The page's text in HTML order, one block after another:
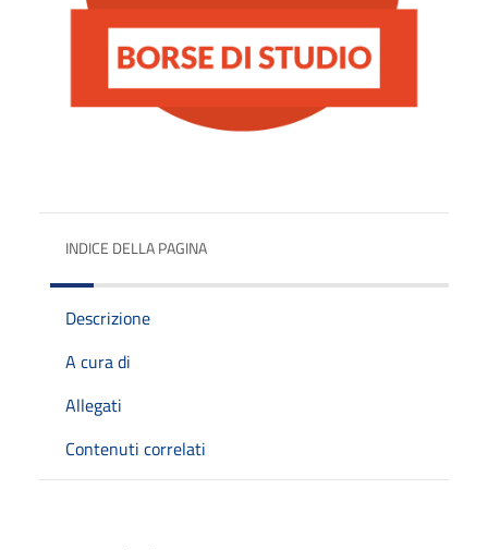
INDICE DELLA PAGINA
Descrizione
A cura di
Allegati
Contenuti correlati